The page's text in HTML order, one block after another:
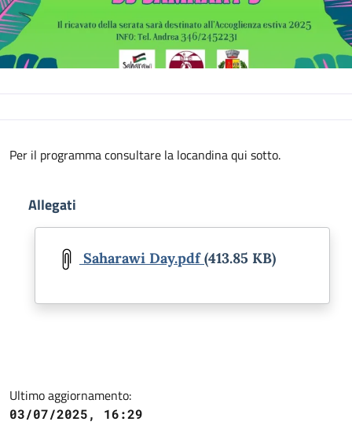
Descrizione
Per il programma consultare la locandina qui sotto.
Allegati
Saharawi Day.pdf(413.85 KB)
Ultimo aggiornamento:
03/07/2025, 16:29